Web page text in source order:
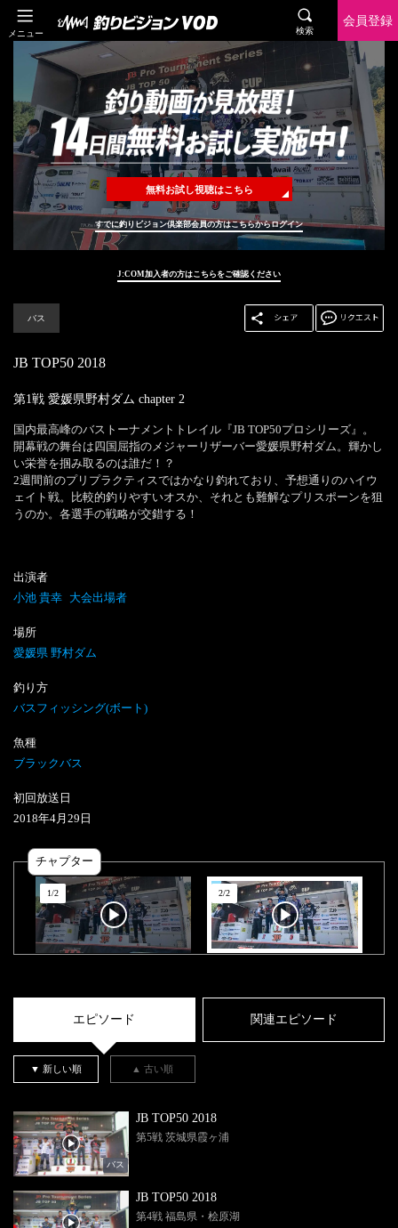
メニュー 検索
会員登録
無料お試し視聴はこちら
すでに釣りビジョン倶楽部会員の方はこちらからログイン
J:COM加入者の方はこちらをご確認ください
バス
JB TOP50 2018
第1戦 愛媛県野村ダム chapter 2
国内最高峰のバストーナメントトレイル『JB TOP50プロシリーズ』。
開幕戦の舞台は四国屈指のメジャーリザーバー愛媛県野村ダム。輝かし
い栄誉を掴み取るのは誰だ！？
2週間前のプリプラクティスではかなり釣れており、予想通りのハイウ
ェイト戦。比較的釣りやすいオスか、それとも難解なプリスポーンを狙
うのか。各選手の戦略が交錯する！
出演者
小池 貴幸 大会出場者
場所
愛媛県 野村ダム
釣り方
バスフィッシング(ボート)
魚種
ブラックバス
初回放送日
2018年4月 29 日
チャプター
1/2 2/2
エピソード 関連エピソード
▼ 新しい順 ▲ 古い順
バス
JB TOP50 2018
第5戦 茨城県霞ヶ浦
JB TOP50 2018
第4戦 福島県・桧原湖